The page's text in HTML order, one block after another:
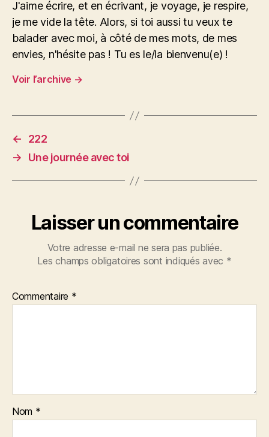
J'aime écrire, et en écrivant, je voyage, je respire,
je me vide la tête. Alors, si toi aussi tu veux te
balader avec moi, à côté de mes mots, de mes
envies, n'hésite pas ! Tu es le/la bienvenu(e) !
Voir l’archive →
←
222
→
Une journée avec toi
Laisser un commentaire
Votre adresse e-mail ne sera pas publiée.
Les champs obligatoires sont indiqués avec *
Commentaire *
Nom *